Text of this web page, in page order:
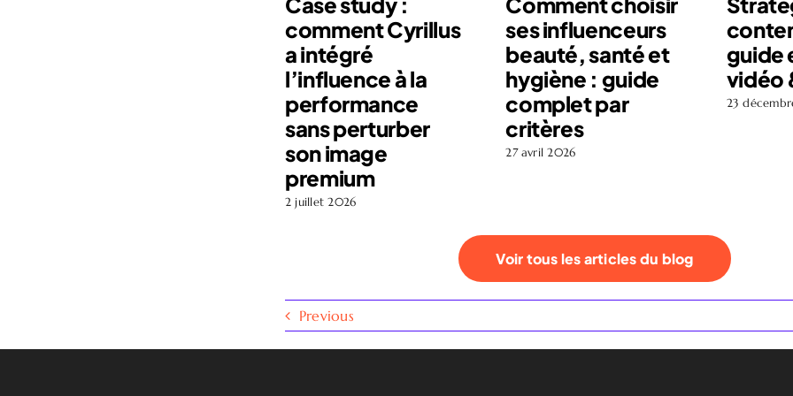
comment Cyrillus
a intégré
l’influence à la
performance
sans perturber
son image
premium
2 juillet 2026
ses influenceurs
beauté, santé et
hygiène : guide
complet par
critères
27 avril 2026
guide
vidéo
23
Voir tous les articles du blog
Previous